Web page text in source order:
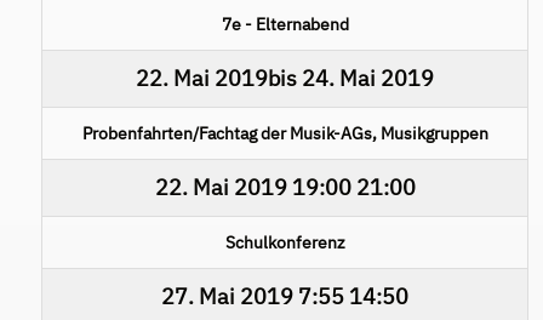
7e - Elternabend
22. Mai 2019bis 24. Mai 2019
Probenfahrten/Fachtag der Musik-AGs, Musikgruppen
22. Mai 201919:00 21:00
Schulkonferenz
27. Mai 2019 7:55 14:50